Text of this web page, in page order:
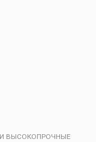
ВЫСОКОПРОЧНЫЕ